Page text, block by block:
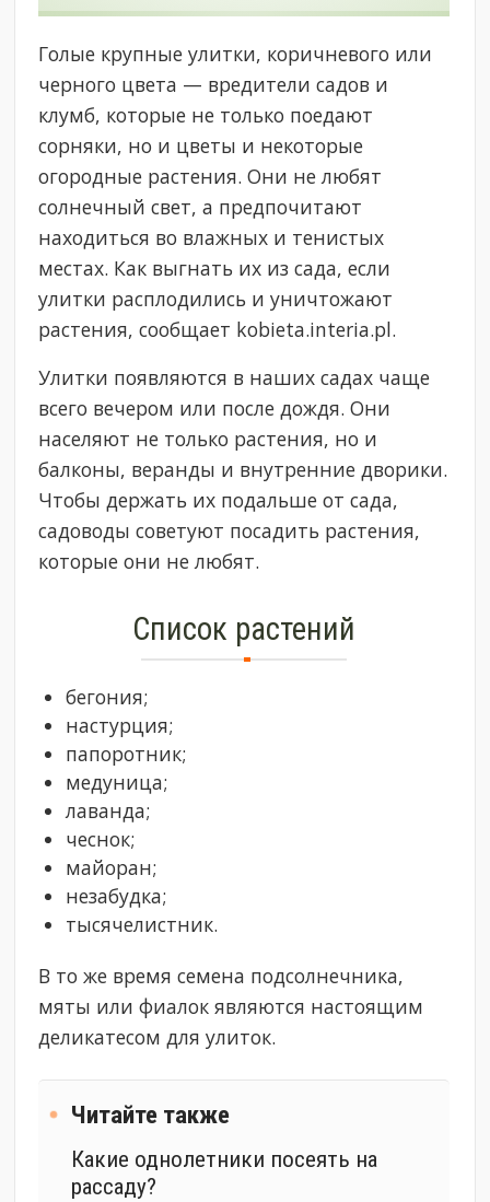
Голые крупные улитки, коричневого или
черного цвета — вредители садов и
клумб, которые не только поедают
сорняки, но и цветы и некоторые
огородные растения. Они не любят
солнечный свет, а предпочитают
находиться во влажных и тенистых
местах. Как выгнать их из сада, если
улитки расплодились и уничтожают
растения, сообщает kobieta.interia.pl.
Улитки появляются в наших садах чаще
всего вечером или после дождя. Они
населяют не только растения, но и
балконы, веранды и внутренние дворики.
Чтобы держать их подальше от сада,
садоводы советуют посадить растения,
которые они не любят.
Список растений
бегония;
настурция;
папоротник;
медуница;
лаванда;
чеснок;
майоран;
незабудка;
тысячелистник.
В то же время семена подсолнечника,
мяты или фиалок являются настоящим
деликатесом для улиток.
Читайте также
Какие однолетники посеять на
рассаду?